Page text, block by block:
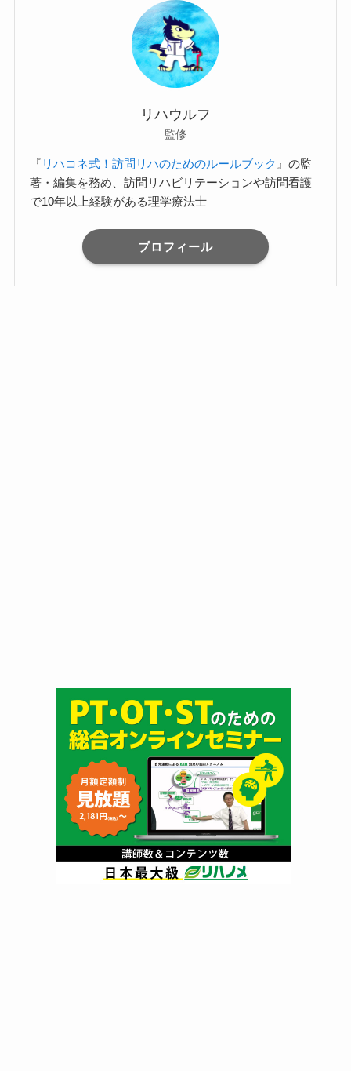
リハウルフ
監修
『 リハコネ式！訪問リハのためのルールブック 』の監
著・編集を務め、訪問リハビリテーションや訪問看護
で10年以上経験がある理学療法士
プロフィール